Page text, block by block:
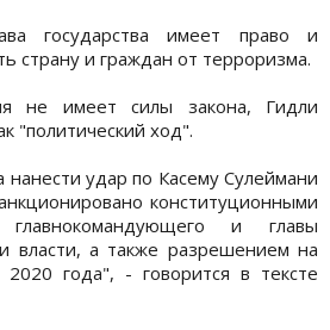
государства имеет право и
страну и граждан от терроризма.
не имеет силы закона, Гидли
"политический ход".
удар по Касему Сулеймани
конституционными
и главы
власти, а также разрешением на
года", - говорится в тексте